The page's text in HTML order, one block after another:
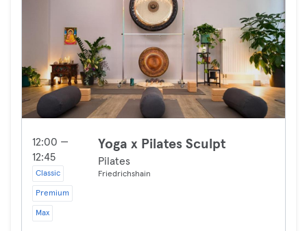
12:00 —
12:45
Classic
Premium
Max
Yoga x Pilates Sculpt
Pilates
Friedrichshain